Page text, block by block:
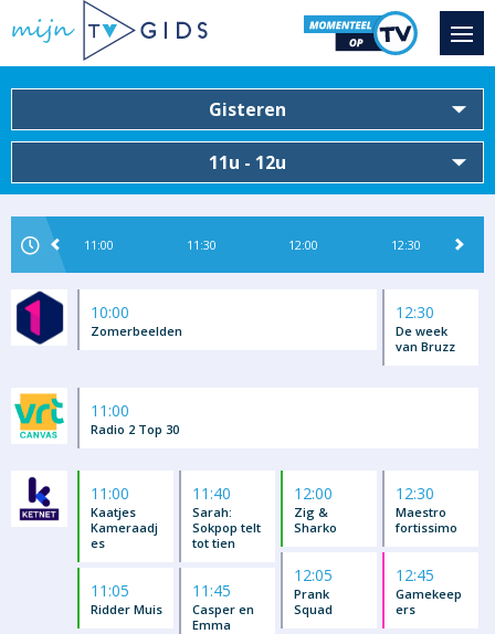
Gisteren
11u - 12u
11:00 11:30 12:00 12:30
10:00
Zomerbeelden
12:30
De week
van Bruzz
11:00
Radio 2 Top 30
11:00
Kaatjes
Kameraadj
es
11:05
Ridder Muis
11:40
Sarah:
Sokpop telt
tot tien
11:45
Casper en
Emma
12:00
Zig &
Sharko
12:05
Prank
Squad
12:30
Maestro
fortissimo
12:45
Gamekeep
ers